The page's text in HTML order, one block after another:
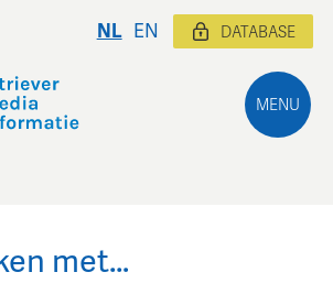
MENU
NL EN DATABASE
met…